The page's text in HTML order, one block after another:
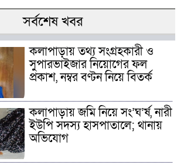
সর্বশেষ খবর
কলাপাড়ায় তথ্য সংগ্রহকারী ও
সুপারভাইজার নিয়োগের ফল
প্রকাশ, নম্বর বণ্টন নিয়ে বিতর্ক
কলাপাড়ায় জমি নিয়ে সং’ঘ’র্ষ, নারী
ইউপি সদস্য হাসপাতালে; থানায়
অভিযোগ